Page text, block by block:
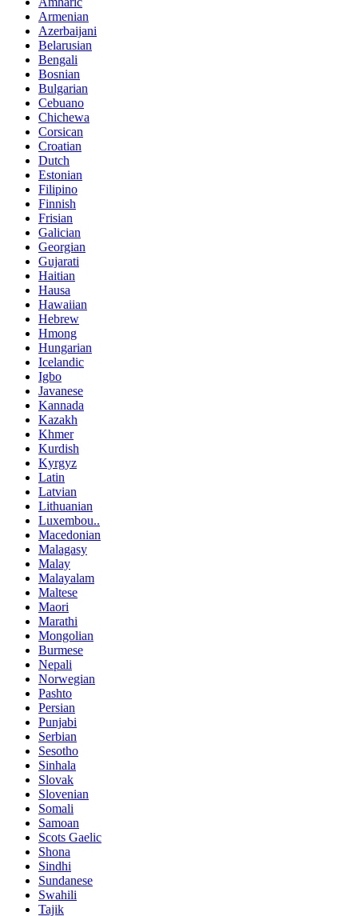
Armenian
Azerbaijani
Belarusian
Bengali
Bosnian
Bulgarian
Cebuano
Chichewa
Corsican
Croatian
Dutch
Estonian
Filipino
Finnish
Frisian
Galician
Georgian
Gujarati
Haitian
Hausa
Hawaiian
Hebrew
Hmong
Hungarian
Icelandic
Igbo
Javanese
Kannada
Kazakh
Khmer
Kurdish
Kyrgyz
Latin
Latvian
Lithuanian
Luxembou..
Macedonian
Malagasy
Malay
Malayalam
Maltese
Maori
Marathi
Mongolian
Burmese
Nepali
Norwegian
Pashto
Persian
Punjabi
Serbian
Sesotho
Sinhala
Slovak
Slovenian
Somali
Samoan
Scots Gaelic
Shona
Sindhi
Sundanese
Swahili
Tajik